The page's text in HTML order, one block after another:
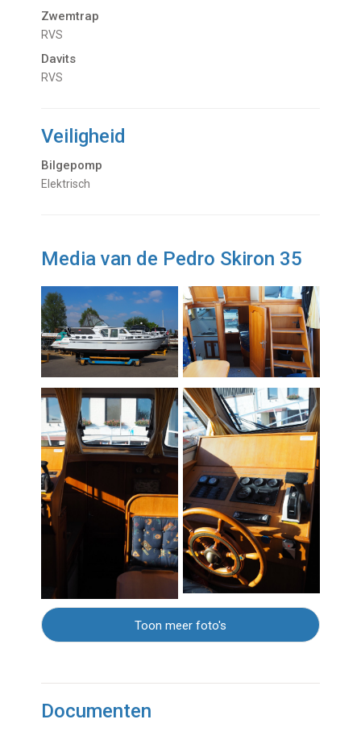
Zwemtrap
RVS
Davits
RVS
Veiligheid
Bilgepomp
Elektrisch
Media van de Pedro Skiron 35
Toon meer foto's
Documenten